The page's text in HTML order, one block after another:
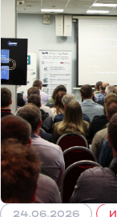
24.06.2026